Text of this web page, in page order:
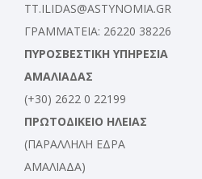
TT.ILIDAS@ASTYNOMIA.GR
ΓΡΑΜΜΑΤΕΙΑ: 26220 38226
ΠΥΡΟΣΒΕΣΤΙΚΗ ΥΠΗΡΕΣΙΑ
ΑΜΑΛΙΑΔΑΣ
(+30) 2622 0 22199
ΠΡΩΤΟΔΙΚΕΙΟ ΗΛΕΙΑΣ
(ΠΑΡΑΛΛΗΛΗ ΕΔΡΑ
ΑΜΑΛΙΑΔΑ)